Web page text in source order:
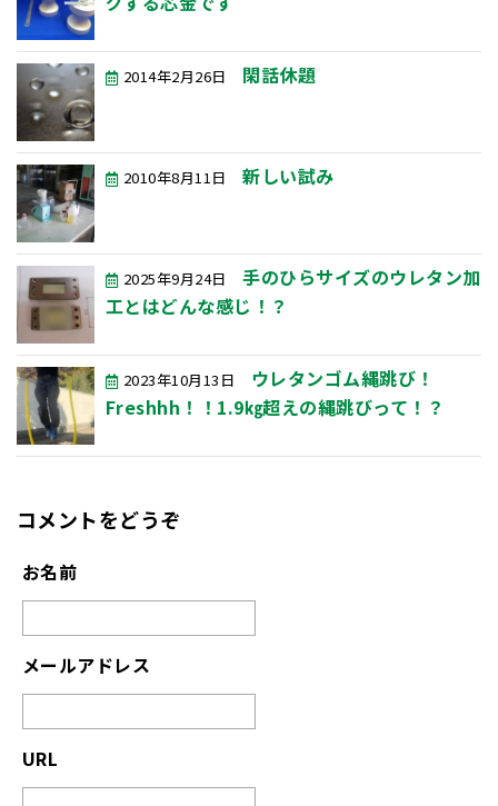
2014年2月26日 閑話休題
2010年8月11日 新しい試み
2025年9月24日
手のひらサイズのウレタン加
工とはどんな感じ！？
2023年10月13日
ウレタンゴム縄跳び！
Freshhh！！1.9㎏超えの縄跳びって！？
コメントをどうぞ
お名前
メールアドレス
URL